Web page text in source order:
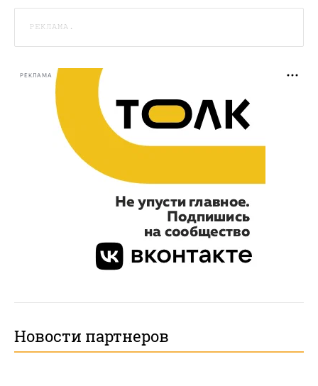
РЕКЛАМА.
РЕКЛАМА
Новости партнеров